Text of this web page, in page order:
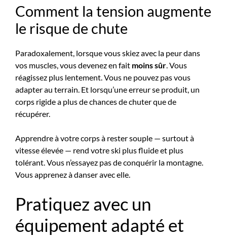
Comment la tension augmente
le risque de chute
Paradoxalement, lorsque vous skiez avec la peur dans
vos muscles, vous devenez en fait moins sûr. Vous
réagissez plus lentement. Vous ne pouvez pas vous
adapter au terrain. Et lorsqu’une erreur se produit, un
corps rigide a plus de chances de chuter que de
récupérer.
Apprendre à votre corps à rester souple — surtout à
vitesse élevée — rend votre ski plus fluide et plus
tolérant. Vous n’essayez pas de conquérir la montagne.
Vous apprenez à danser avec elle.
Pratiquez avec un
équipement adapté et